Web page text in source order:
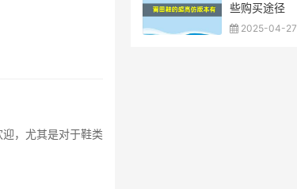
，尤其是对于鞋类
些购买途径
2025-04-27